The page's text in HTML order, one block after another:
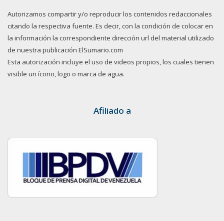
Autorizamos compartir y/o reproducir los contenidos redaccionales
citando la respectiva fuente. Es decir, con la condición de colocar en
la información la correspondiente dirección url del material utilizado
de nuestra publicación ElSumario.com
Esta autorización incluye el uso de videos propios, los cuales tienen
visible un ícono, logo o marca de agua.
Afiliado a